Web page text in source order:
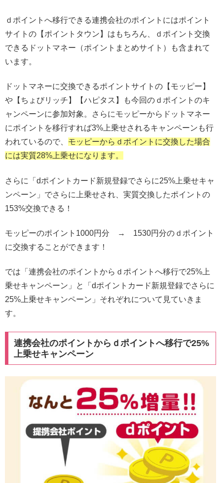
ｄポイントへ移行できる連携会社のポイントにはポイント
サイトの【ポイントタウン】はもちろん、ｄポイント交換
できるドットマネー（ポイントまとめサイト）も含まれて
います。
ドットマネーに交換できるポイントサイトの【モッピー】
や【ちょびリッチ】【ハピタス】も今回のｄポイントのキ
ャンペーンに参加対象。さらにモッピーからドットマネー
にポイントを移行すれば3%上乗せされるキャンペーンも行
われているので、 モッピーからｄポイントに交換した場合
には実質28%上乗せになります。
さらに「dポイントカード新規登録でさらに25%上乗せキャ
ンペーン」でさらに上乗せされ、実質交換したポイントの
153%交換できる！
モッピーのポイント1000円分 → 1530円分のｄポイント
に交換することができます！
では「連携会社のポイントからｄポイントへ移行で25%上
乗せキャンペーン」と「dポイントカード新規登録でさらに
25%上乗せキャンペーン」それぞれについて見ていきま
す。
連携会社のポイントからｄポイントへ移行で25%
上乗せキャンペーン